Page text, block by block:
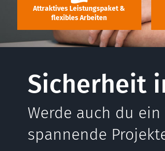
Attraktives Leistungspaket &
flexibles Arbeiten
Sicherheit
Werde auch du
spannende